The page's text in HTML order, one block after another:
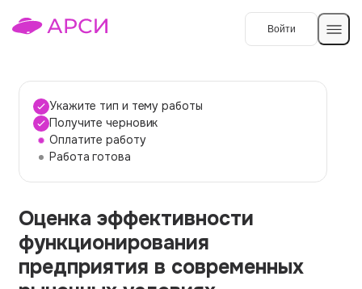
Войти
Темы работ
О сервисе
О компании
Наши гарантии
Порядок оплаты
Контакты
Укажите тип и тему работы
Получите черновик
Оплатите работу
Работа готова
Оценка эффективности
функционирования
предприятия в современных